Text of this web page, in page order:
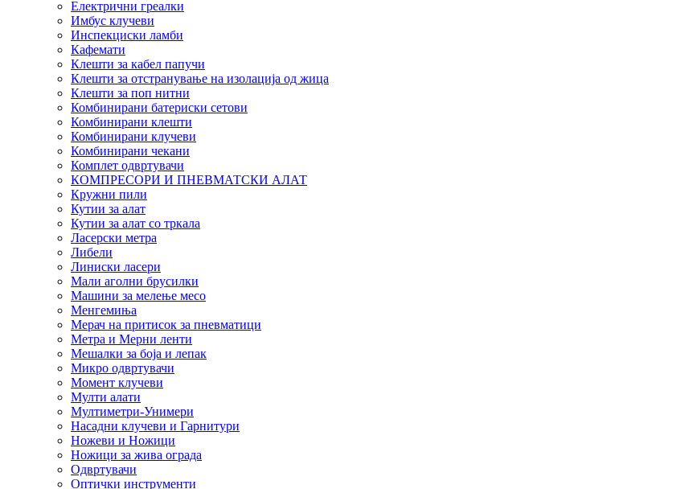
Електрични греалки
Имбус клучеви
Инспекциски ламби
Кафемати
Клешти за кабел папучи
Клешти за отстранување на изолација од жица
Клешти за поп нитни
Комбинирани батериски сетови
Комбинирани клешти
Комбинирани клучеви
Комбинирани чекани
Комплет одвртувачи
КОМПРЕСОРИ И ПНЕВМАТСКИ АЛАТ
Кружни пили
Кутии за алат
Кутии за алат со тркала
Ласерски метра
Либели
Линиски ласери
Мали аголни брусилки
Машини за мелење месо
Менгемиња
Мерач на притисок за пневматици
Метра и Мерни ленти
Мешалки за боја и лепак
Микро одвртувачи
Момент клучеви
Мулти алати
Мултиметри-Унимери
Насадни клучеви и Гарнитури
Ножеви и Ножици
Ножици за жива ограда
Одвртувачи
Оптички инструменти